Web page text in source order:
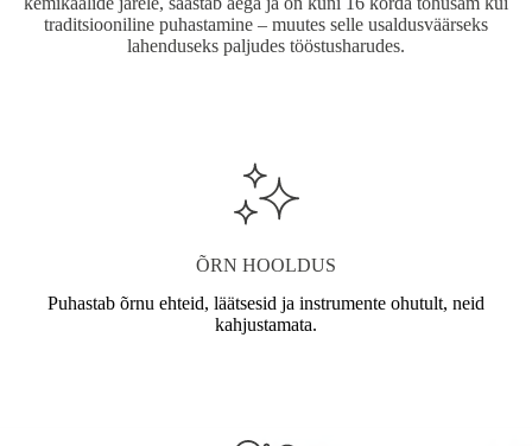
traditsiooniline puhastamine – muutes selle usaldusväärseks
lahenduseks paljudes tööstusharudes.
ÕRN HOOLDUS
Puhastab õrnu ehteid, läätsesid ja instrumente ohutult, neid
kahjustamata.